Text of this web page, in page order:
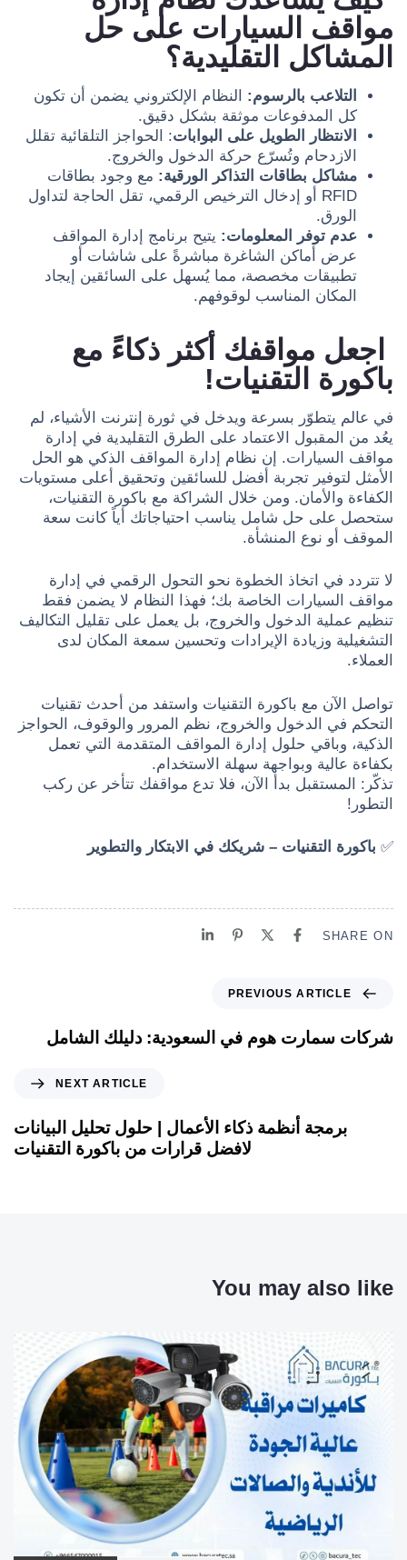
مواقف السيارات على حل
المشاكل التقليدية؟
التلاعب بالرسوم:
النظام الإلكتروني يضمن أن تكون
كل المدفوعات موثقة بشكل دقيق.
الانتظار الطويل على البوابات: الحواجز التلقائية تقلل
الازدحام وتُسرّع حركة الدخول والخروج.
مشاكل بطاقات التذاكر الورقية: مع وجود بطاقات
RFID أو إدخال الترخيص الرقمي، تقل الحاجة لتداول
الورق.
عدم توفر المعلومات: يتيح برنامج إدارة المواقف
عرض أماكن الشاغرة مباشرةً على شاشات أو
تطبيقات مخصصة، مما يُسهل على السائقين إيجاد
المكان المناسب لوقوفهم.
اجعل مواقفك أكثر ذكاءً مع
باكورة التقنيات!
في عالم يتطوّر بسرعة ويدخل في ثورة إنترنت الأشياء، لم
يعُد من المقبول الاعتماد على الطرق التقليدية في إدارة
مواقف السيارات. إن نظام إدارة المواقف الذكي هو الحل
الأمثل لتوفير تجربة أفضل للسائقين وتحقيق أعلى مستويات
الكفاءة والأمان. ومن خلال الشراكة مع باكورة التقنيات،
ستحصل على حل شامل يناسب احتياجاتك أياً كانت سعة
الموقف أو نوع المنشأة.
لا تتردد في اتخاذ الخطوة نحو التحول الرقمي في إدارة
مواقف السيارات الخاصة بك؛ فهذا النظام لا يضمن فقط
تنظيم عملية الدخول والخروج، بل يعمل على تقليل التكاليف
التشغيلية وزيادة الإيرادات وتحسين سمعة المكان لدى
العملاء.
تواصل الآن مع باكورة التقنيات واستفد من أحدث تقنيات
التحكم في الدخول والخروج، نظم المرور والوقوف، الحواجز
الذكية، وباقي حلول إدارة المواقف المتقدمة التي تعمل
بكفاءة عالية وبواجهة سهلة الاستخدام.
تذكّر: المستقبل بدأ الآن، فلا تدع مواقفك تتأخر عن ركب
التطور!
✅ باكورة التقنيات – شريكك في الابتكار والتطوير
SHARE ON
PREVIOUS ARTICLE
شركات سمارت هوم في السعودية: دليلك الشامل
NEXT ARTICLE
برمجة أنظمة ذكاء الأعمال | حلول تحليل البيانات
لافضل قرارات من باكورة التقنيات
You may also like